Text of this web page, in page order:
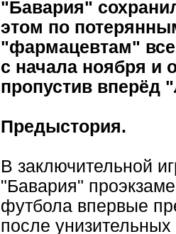
"Бавария"
этом по
"фармацевтам"
с начала ноября и
пропустив вперёд
Предыстория.
В заключительной
"Бавария"
футбола впервые
после